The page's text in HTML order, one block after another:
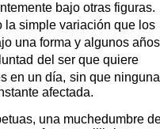
bajo otras figuras.
la simple variación que los
una forma y algunos años
del ser que quiere
en un día, sin que
afectada.
una muchedumbre